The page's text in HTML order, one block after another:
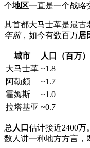
个地区一直是一个战略
其首都大马士革是最古
年前，如今有数百万居
城市 人口（百万）
大马士革 ~1.8
阿勒颇
~1.7
霍姆斯
~1.0
拉塔基亚 ~0.7
总 人口 估计接近2400万
数人讲一种地方方言，